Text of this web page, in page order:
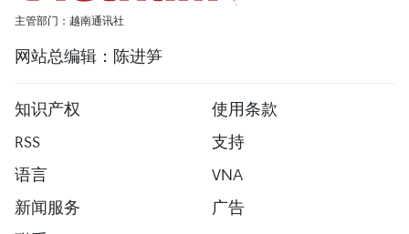
主管部门：越南通讯社
网站总编辑：陈进笋
知识产权
使用条款
RSS
支持
语言
VNA
新闻服务
广告